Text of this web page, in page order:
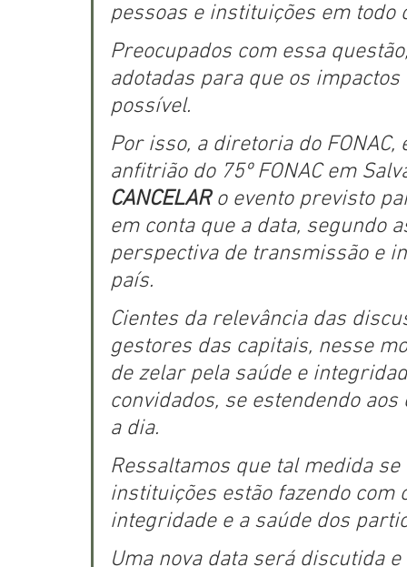
pessoas e instituições em todo
Preocupados com essa
adotadas para que os
possível.
Por isso, a diretoria do
anfitrião do 75º FONAC em
CANCELAR o evento previsto
em conta que a data, segundo
perspectiva de transmissão e
país.
Cientes da relevância das
gestores das capitais, nesse
de zelar pela saúde e
convidados, se estendendo
a dia.
Ressaltamos que tal medida
instituições estão fazendo
integridade e a saúde dos
Uma nova data será discutida